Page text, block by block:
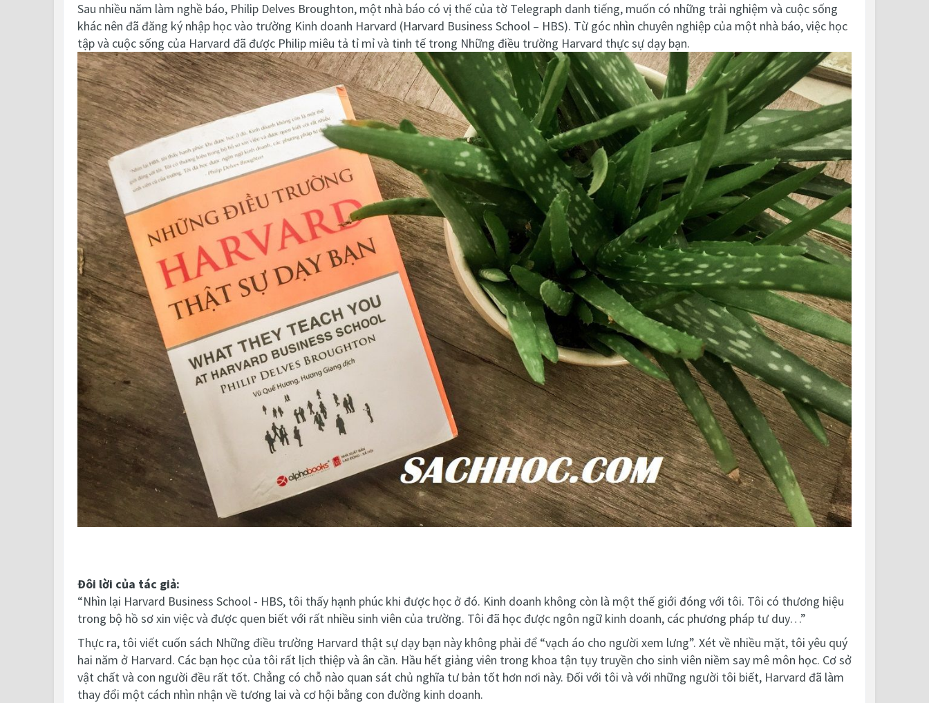
Sau nhiều năm làm nghề báo, Philip Delves Broughton, một nhà báo có vị thế của tờ Telegraph danh tiếng, muốn có những trải nghiệm và cuộc sống
khác nên đã đăng ký nhập học vào trường Kinh doanh Harvard (Harvard Business School – HBS). Từ góc nhìn chuyên nghiệp của một nhà báo, việc học
tập và cuộc sống của Harvard đã được Philip miêu tả tỉ mỉ và tinh tế trong Những điều trường Harvard thực sự dạy bạn.
Đôi lời của tác giả:
“Nhìn lại Harvard Business School - HBS, tôi thấy hạnh phúc khi được học ở đó. Kinh doanh không còn là một thế giới đóng với tôi. Tôi có thương hiệu
trong bộ hồ sơ xin việc và được quen biết với rất nhiều sinh viên của trường. Tôi đã học được ngôn ngữ kinh doanh, các phương pháp tư duy…”
Thực ra, tôi viết cuốn sách Những điều trường Harvard thật sự dạy bạn này không phải để “vạch áo cho người xem lưng”. Xét về nhiều mặt, tôi yêu quý
hai năm ở Harvard. Các bạn học của tôi rất lịch thiệp và ân cần. Hầu hết giảng viên trong khoa tận tụy truyền cho sinh viên niềm say mê môn học. Cơ sở
vật chất và con người đều rất tốt. Chẳng có chỗ nào quan sát chủ nghĩa tư bản tốt hơn nơi này. Đối với tôi và với những người tôi biết, Harvard đã làm
thay đổi một cách nhìn nhận về tương lai và cơ hội bằng con đường kinh doanh.